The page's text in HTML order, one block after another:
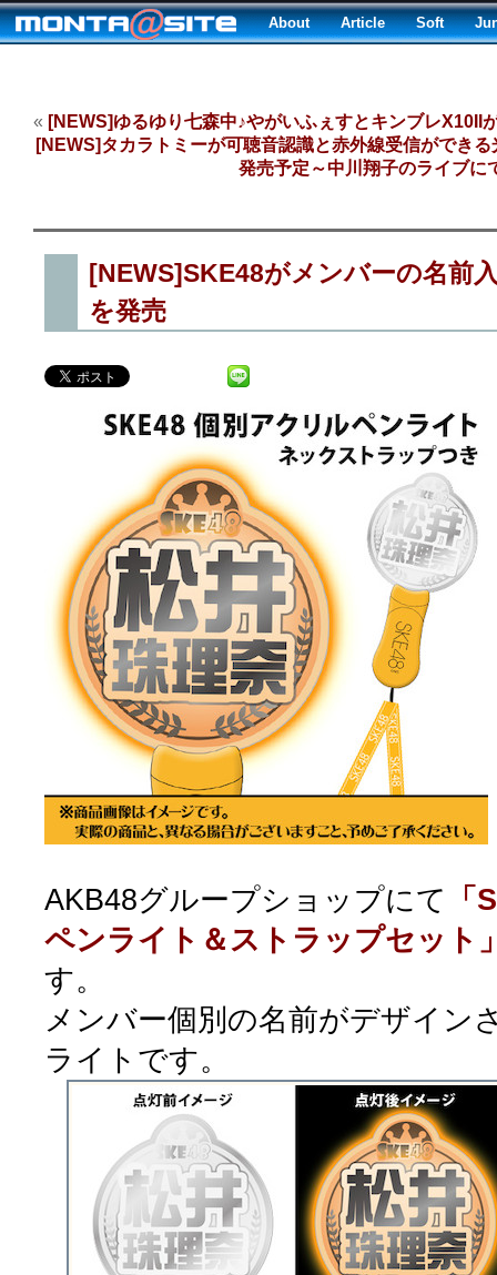
About Article Soft
« [NEWS]ゆるゆり七森中♪やがいふぇすとキンブレX10II
[NEWS]タカラトミーが可聴音認識と赤外線受信ができ
発売予定～中川翔子のライブに
[NEWS]SKE48がメンバーの名前
を発売
AKB48グループショップにて
ペンライト＆ストラップセット
す。
メンバー個別の名前がデザイン
ライトです。